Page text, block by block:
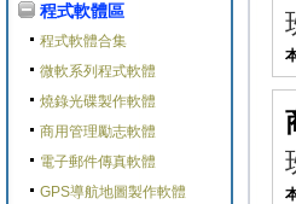
程式軟體區
程式軟體合集
微軟系列程式軟體
燒錄光碟製作軟體
商用管理勵志軟體
電子郵件傳真軟體
GPS導航地圖製作軟體